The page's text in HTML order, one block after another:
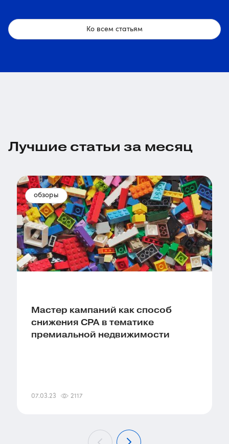
Ко всем статьям
Лучшие статьи за месяц
обзоры
Мастер кампаний как способ
снижения CPA в тематике
премиальной недвижимости
07.03.23 2117